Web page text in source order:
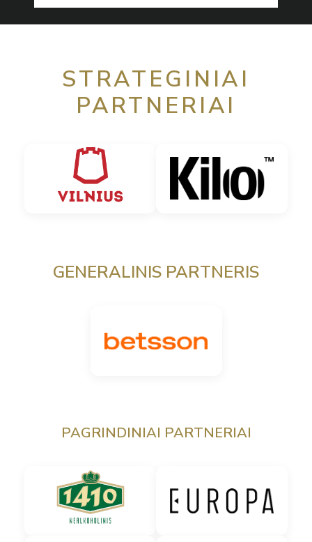
STRATEGINIAI
PARTNERIAI
GENERALINIS PARTNERIS
PAGRINDINIAI PARTNERIAI